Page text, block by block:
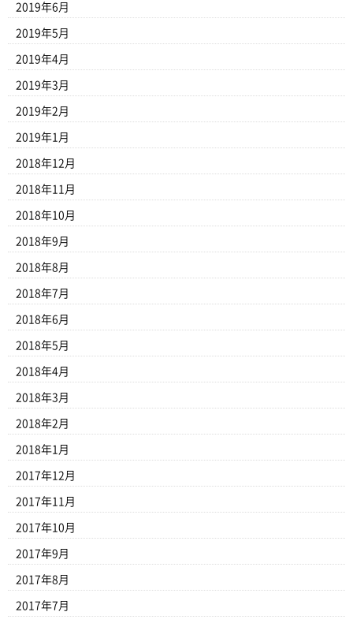
2019年6月
2019年5月
2019年4月
2019年3月
2019年2月
2019年1月
2018年12月
2018年11月
2018年10月
2018年9月
2018年8月
2018年7月
2018年6月
2018年5月
2018年4月
2018年3月
2018年2月
2018年1月
2017年12月
2017年11月
2017年10月
2017年9月
2017年8月
2017年7月